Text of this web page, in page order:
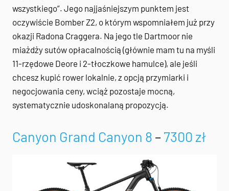
wszystkiego”. Jego najjaśniejszym punktem jest
oczywiście Bomber Z2, o którym wspomniałem już przy
okazji Radona Craggera. Na jego tle Dartmoor nie
miażdży sutów opłacalnością (głównie mam tu na myśli
11-rzędowe Deore i 2-tłoczkowe hamulce), ale jeśli
chcesz kupić rower lokalnie, z opcją przymiarki i
negocjowania ceny, wciąż pozostaje mocną,
systematycznie udoskonalaną propozycją.
Canyon Grand Canyon 8 – 7300 zł